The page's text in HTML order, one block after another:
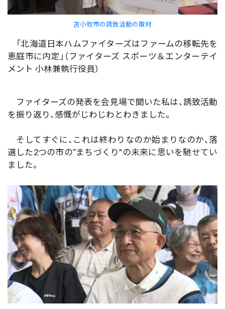
苫小牧市の誘致活動の取材
「北海道日本ハムファイターズはファームの移転先を
恵庭市に内定」（ファイターズ スポーツ＆エンターテイ
メント 小林兼執行役員）
ファイターズの発表を会見場で聞いた私は、誘致活動
を振り返り、感慨がじわじわとわきました。
そしてすぐに、これは終わりなのか始まりなのか、落
選した2つの市の“まちづくり”の未来に思いを馳せてい
ました。